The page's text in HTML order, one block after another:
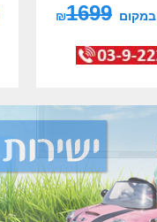
במקום ₪1699